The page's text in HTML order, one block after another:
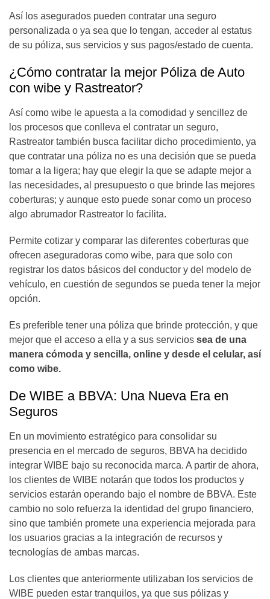
Así los asegurados pueden contratar una seguro
personalizada o ya sea que lo tengan, acceder al estatus
de su póliza, sus servicios y sus pagos/estado de cuenta.
¿Cómo contratar la mejor Póliza de Auto
con wibe y Rastreator?
Así como wibe le apuesta a la comodidad y sencillez de
los procesos que conlleva el contratar un seguro,
Rastreator también busca facilitar dicho procedimiento, ya
que contratar una póliza no es una decisión que se pueda
tomar a la ligera; hay que elegir la que se adapte mejor a
las necesidades, al presupuesto o que brinde las mejores
coberturas; y aunque esto puede sonar como un proceso
algo abrumador Rastreator lo facilita.
Permite cotizar y comparar las diferentes coberturas que
ofrecen aseguradoras como wibe, para que solo con
registrar los datos básicos del conductor y del modelo de
vehículo, en cuestión de segundos se pueda tener la mejor
opción.
Es preferible tener una póliza que brinde protección, y que
mejor que el acceso a ella y a sus servicios sea de una
manera cómoda y sencilla, online y desde el celular, así
como wibe.
De WIBE a BBVA: Una Nueva Era en
Seguros
En un movimiento estratégico para consolidar su
presencia en el mercado de seguros, BBVA ha decidido
integrar WIBE bajo su reconocida marca. A partir de ahora,
los clientes de WIBE notarán que todos los productos y
servicios estarán operando bajo el nombre de BBVA. Este
cambio no solo refuerza la identidad del grupo financiero,
sino que también promete una experiencia mejorada para
los usuarios gracias a la integración de recursos y
tecnologías de ambas marcas.
Los clientes que anteriormente utilizaban los servicios de
WIBE pueden estar tranquilos, ya que sus pólizas y